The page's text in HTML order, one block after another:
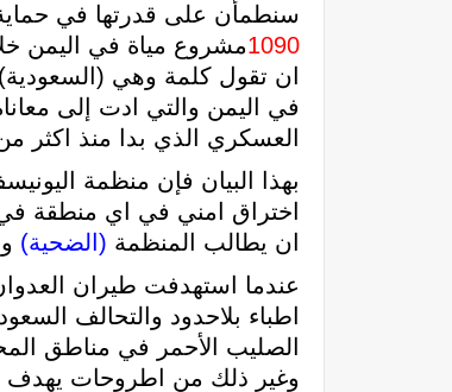
سنطمأن على قدرتها في
1090مشروع مياة في اليمن
ان تقول كلمة وهي (السعودية)
في اليمن والتي ادت إلى
العسكري الذي بدا منذ اكثر
بهذا البيان فإن منظمة
اختراق امني في اي منطقة
ان يطالب المنظمة (الضحية)
عندما استهدفت طيران
اطباء بلاحدود والتحالف
الصليب الأحمر في مناطق
وغير ذلك من اطروحات يهدف